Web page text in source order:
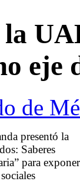
eje
de
presentó la
Saberes
para exponer